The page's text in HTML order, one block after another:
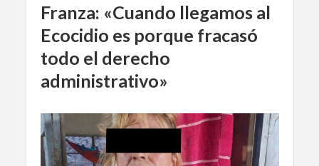
Franza: «Cuando llegamos al
Ecocidio es porque fracasó
todo el derecho
administrativo»